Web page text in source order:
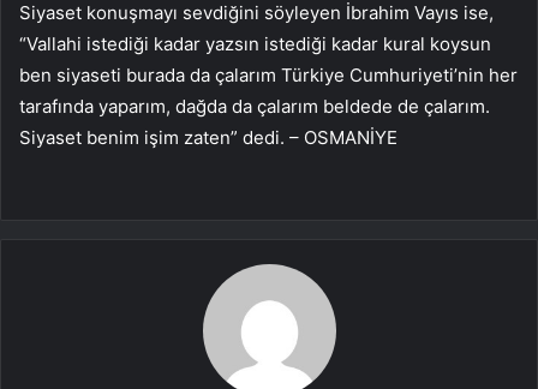
Siyaset konuşmayı sevdiğini söyleyen İbrahim Vayıs ise,
“Vallahi istediği kadar yazsın istediği kadar kural koysun
ben siyaseti burada da çalarım Türkiye Cumhuriyeti’nin her
tarafında yaparım, dağda da çalarım beldede de çalarım.
Siyaset benim işim zaten” dedi. – OSMANİYE